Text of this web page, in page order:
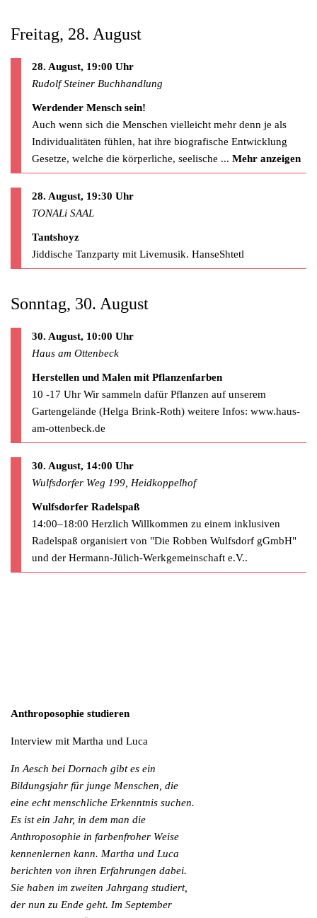
Freitag, 28. August
28. August, 19:00 Uhr
Rudolf Steiner Buchhandlung
Werdender Mensch sein!
Auch wenn sich die Menschen vielleicht mehr denn je als
Individualitäten fühlen, hat ihre biografische Entwicklung
Gesetze, welche die körperliche, seelische ... Mehr anzeigen
28. August, 19:30 Uhr
TONALi SAAL
Tantshoyz
Jiddische Tanzparty mit Livemusik. HanseShtetl
Sonntag, 30. August
30. August, 10:00 Uhr
Haus am Ottenbeck
Herstellen und Malen mit Pflanzenfarben
10 -17 Uhr Wir sammeln dafür Pflanzen auf unserem
Gartengelände (Helga Brink-Roth) weitere Infos: www.haus-
am-ottenbeck.de
30. August, 14:00 Uhr
Wulfsdorfer Weg 199, Heidkoppelhof
Wulfsdorfer Radelspaß
14:00–18:00 Herzlich Willkommen zu einem inklusiven
Radelspaß organisiert von "Die Robben Wulfsdorf gGmbH"
und der Hermann-Jülich-Werkgemeinschaft e.V..
Anthroposophie studieren
Interview mit Martha und Luca
In Aesch bei Dornach gibt es ein
Bildungsjahr für junge Menschen, die
eine echt menschliche Erkenntnis suchen.
Es ist ein Jahr, in dem man die
Anthroposophie in farbenfroher Weise
kennenlernen kann. Martha und Luca
berichten von ihren Erfahrungen dabei.
Sie haben im zweiten Jahrgang studiert,
der nun zu Ende geht. Im September